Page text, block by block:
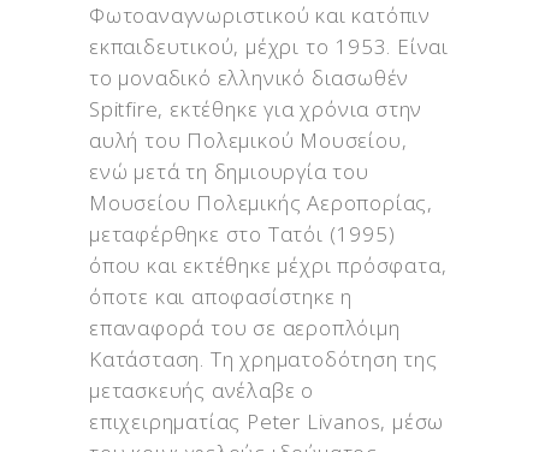
Φωτοαναγνωριστικού και κατόπιν
εκπαιδευτικού, μέχρι το 1953. Eίναι
το μοναδικό ελληνικό διασωθέν
Spitfire, εκτέθηκε για χρόνια στην
αυλή του Πολεμικού Μουσείου,
ενώ μετά τη δημιουργία του
Μουσείου Πολεμικής Αεροπορίας,
μεταφέρθηκε στο Τατόι (1995)
όπου και εκτέθηκε μέχρι πρόσφατα,
όποτε και αποφασίστηκε η
επαναφορά του σε αεροπλόιμη
Κατάσταση. Τη χρηματοδότηση της
μετασκευής ανέλαβε ο
επιχειρηματίας Peter Livanos, μέσω